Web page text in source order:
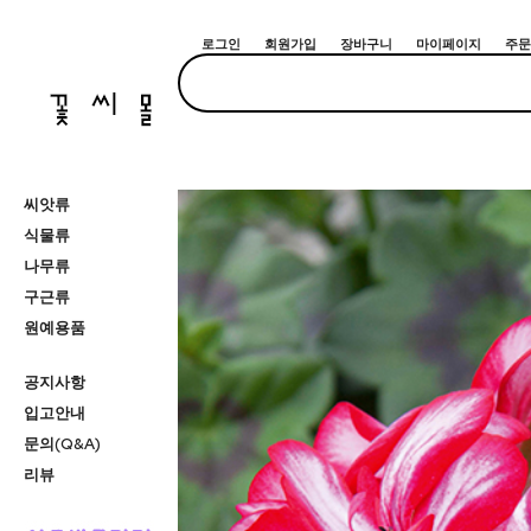
로그인 회원가입 장바구니 마이페이지 주
씨앗류
식물류
나무류
구근류
원예용품
공지사항
입고안내
문의(Q&A)
리뷰